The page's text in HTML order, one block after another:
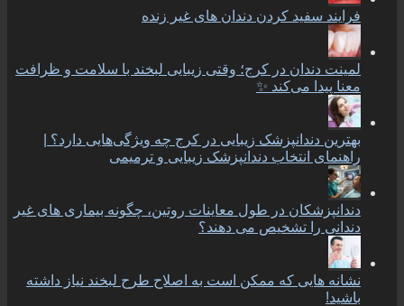
فرایند سفید کردن دندان های غیر زنده
لمینت دندان در کرج؛ وقتی زیبایی لبخند با سلامت و ظرافت
معنا پیدا می‌کند ✨
بهترین دندانپزشک زیبایی در کرج چه ویژگی‌هایی دارد؟ |
راهنمای انتخاب دندانپزشک زیبایی و ترمیمی
دندانپزشکان در طول معاینات روتین، چگونه بیماری های غیر
دندانی را تشخیص می دهند؟
نشانه هایی که ممکن است به اصلاح طرح لبخند نیاز داشته
باشید!